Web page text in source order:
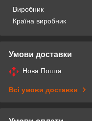
Виробник
Країна виробник
Умови доставки
Нова Пошта
Всі умови доставки